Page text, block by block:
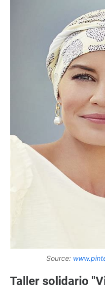
Source:
Taller solidario